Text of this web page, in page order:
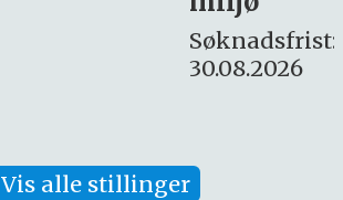
16. august.
Vis alle stillinger